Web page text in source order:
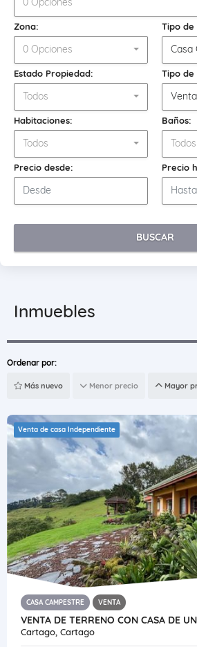
Zona:
0 Opciones
Tipo de
Casa
Estado Propiedad:
Todos
Tipo de
Venta
Habitaciones:
Todos
Baños:
Todos
Precio desde: Precio
BUSCAR
Inmuebles
Ordenar por:
Más nuevo Menor precio Mayor
Venta de casa Independiente
CASA CAMPESTRE VENTA
Cartago, Cartago